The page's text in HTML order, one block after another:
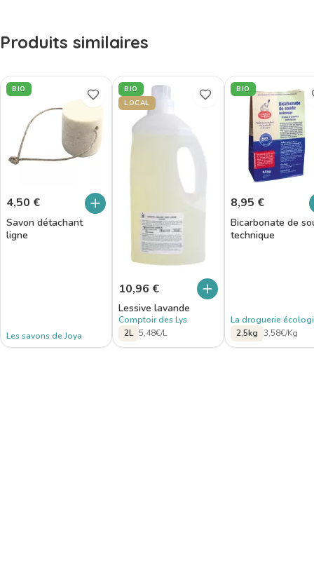
Produits similaires
BIO
4,50 €
Savon détachant
ligne
Les savons de Joya
BIO
LOCAL
10,96 €
Lessive lavande
Comptoir des Lys
2L 5,48€/L
BIO
8,95 €
Bicarbonate de
technique
La droguerie
2,5kg 3,58€/Kg